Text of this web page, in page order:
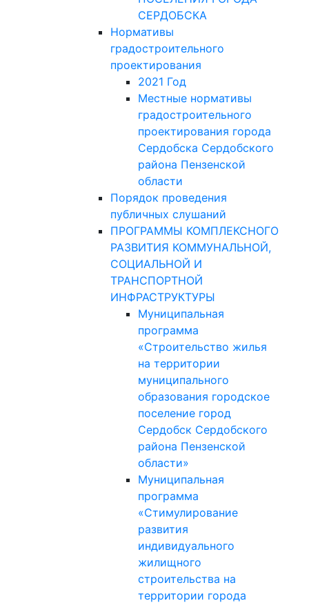
СЕРДОБСКА
Нормативы
градостроительного
проектирования
2021 Год
Местные нормативы
градостроительного
проектирования города
Сердобска Сердобского
района Пензенской
области
Порядок проведения
публичных слушаний
ПРОГРАММЫ КОМПЛЕКСНОГО
РАЗВИТИЯ КОММУНАЛЬНОЙ,
СОЦИАЛЬНОЙ И
ТРАНСПОРТНОЙ
ИНФРАСТРУКТУРЫ
Муниципальная
программа
«Строительство жилья
на территории
муниципального
образования городское
поселение город
Сердобск Сердобского
района Пензенской
области»
Муниципальная
программа
«Стимулирование
развития
индивидуального
жилищного
строительства на
территории города